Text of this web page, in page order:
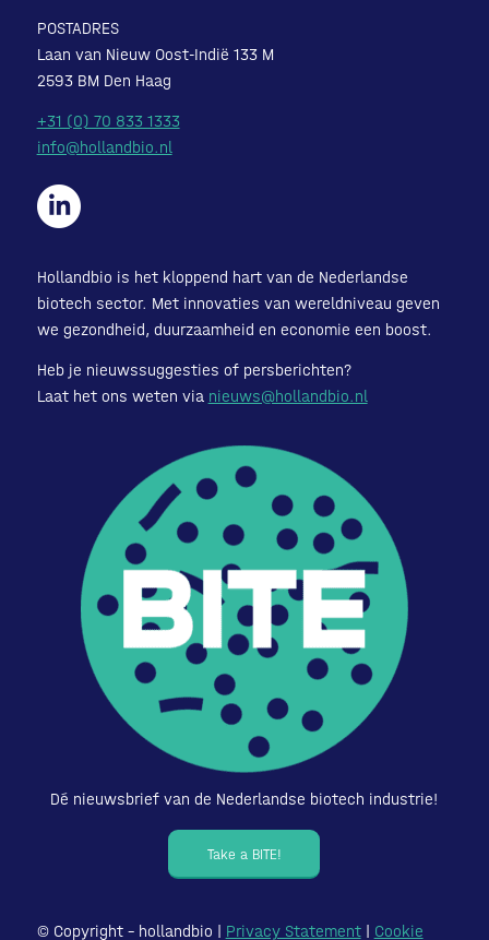
POSTADRES
Laan van Nieuw Oost-Indië 133 M
2593 BM Den Haag
+31 (0) 70 833 1333
info@hollandbio.nl
Hollandbio is het kloppend hart van de Nederlandse
biotech sector. Met innovaties van wereldniveau geven
we gezondheid, duurzaamheid en economie een boost.
Heb je nieuwssuggesties of persberichten?
Laat het ons weten via nieuws@hollandbio.nl
Dé nieuwsbrief van de Nederlandse biotech industrie!
Take a BITE!
© Copyright – hollandbio | Privacy Statement| Cookie